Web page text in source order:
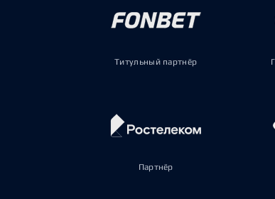
Титульный партнёр
Партнёр